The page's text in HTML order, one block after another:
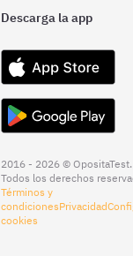
Descarga la app
2016 - 2026 © OpositaTest.
Todos los derechos
Términos y
condicionesPrivacidad
cookies